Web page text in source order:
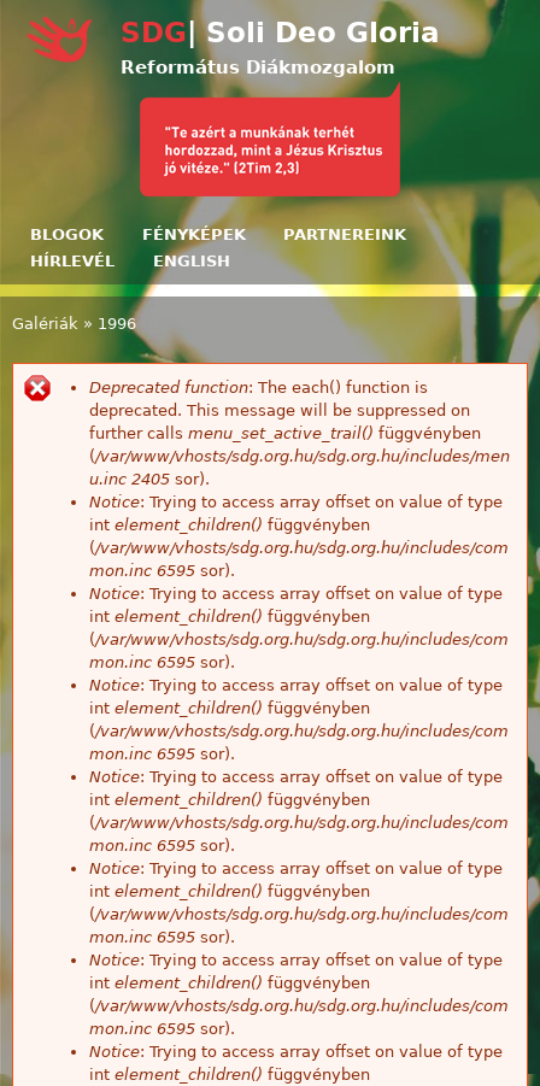
SDG| Soli Deo Gloria
Református Diákmozgalom
BLOGOK FÉNYKÉPEK
PARTNEREINK
HÍRLEVÉL
ENGLISH
Jelenlegi hely
Galériák » 1996
Hibaüzenet
Deprecated function: The each() function is
deprecated. This message will be suppressed on
further calls menu_set_active_trail() függvényben
(/var/www/vhosts/sdg.org.hu/sdg.org.hu/includes/men
u.inc 2405 sor).
Notice: Trying to access array offset on value of type
int element_children() függvényben
(/var/www/vhosts/sdg.org.hu/sdg.org.hu/includes/com
mon.inc 6595 sor).
Notice: Trying to access array offset on value of type
int element_children() függvényben
(/var/www/vhosts/sdg.org.hu/sdg.org.hu/includes/com
mon.inc 6595 sor).
Notice: Trying to access array offset on value of type
int element_children() függvényben
(/var/www/vhosts/sdg.org.hu/sdg.org.hu/includes/com
mon.inc 6595 sor).
Notice: Trying to access array offset on value of type
int element_children() függvényben
(/var/www/vhosts/sdg.org.hu/sdg.org.hu/includes/com
mon.inc 6595 sor).
Notice: Trying to access array offset on value of type
int element_children() függvényben
(/var/www/vhosts/sdg.org.hu/sdg.org.hu/includes/com
mon.inc 6595 sor).
Notice: Trying to access array offset on value of type
int element_children() függvényben
(/var/www/vhosts/sdg.org.hu/sdg.org.hu/includes/com
mon.inc 6595 sor).
Notice: Trying to access array offset on value of type
int element_children() függvényben